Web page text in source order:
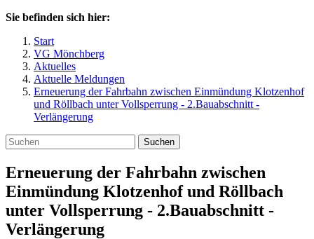
Sie befinden sich hier:
Start
VG Mönchberg
Aktuelles
Aktuelle Meldungen
Erneuerung der Fahrbahn zwischen Einmündung Klotzenhof
und Röllbach unter Vollsperrung - 2.Bauabschnitt -
Verlängerung
Suchen
Erneuerung der Fahrbahn zwischen
Einmündung Klotzenhof und Röllbach
unter Vollsperrung - 2.Bauabschnitt -
Verlängerung